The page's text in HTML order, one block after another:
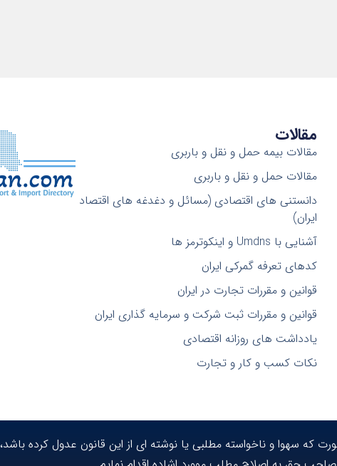
مقالات
مقالات بیمه حمل و نقل و باربری
مقالات حمل و نقل و باربری
دانستنی های اقتصادی (مسائل و دغدغه های اقتصاد
ایران)
آشنایی با Umdns و اینکوترمز ها
کدهای تعرفه گمرکی ایران
قوانین و مقررات تجارت در ایران
قوانین و مقررات ثبت شرکت و سرمایه گذاری ایران
یادداشت های روزانه اقتصادی
نکات کسب و کار و تجارت
که سهوا و ناخواسته مطلبی یا نوشته ای از این قانون عدول کرده